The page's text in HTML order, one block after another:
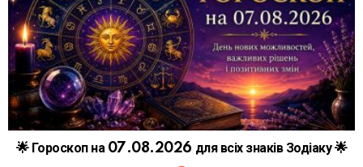
🌟 Гороскоп на 07.08.2026 для всіх знаків Зодіаку 🌟